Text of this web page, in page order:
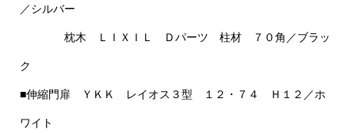
／シルバー
枕木 ＬＩＸＩＬ Ｄパーツ 柱材 ７０角／ブラッ
ク
■伸縮門扉 ＹＫＫ レイオス３型 １２・７４ Ｈ１２／ホ
ワイト